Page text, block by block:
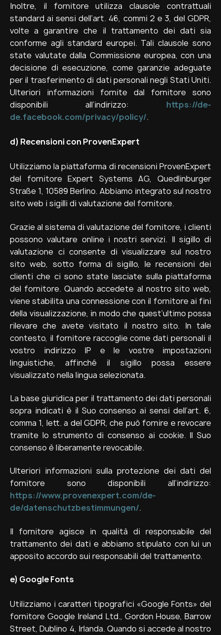
Inoltre, il fornitore utilizza clausole contrattuali
standard ai sensi dell’art. 46, commi 2 e 3, del GDPR,
volte a garantire che il trattamento dei dati sia
conforme agli standard europei. Tali clausole sono
state valutate dalla Commissione europea, con una
decisione di esecuzione, come garanzie adeguate
per il trasferimento di dati personali negli Stati Uniti.
Ulteriori informazioni fornite dal fornitore sono
disponibili all’indirizzo: https://de-
de.facebook.com/privacy/policy/.
d) Recensioni con ProvenExpert
Utilizziamo la piattaforma di recensioni ProvenExpert
del fornitore Expert Systems AG, Quedlinburger
Straße 1, 10589 Berlino. Abbiamo integrato sul nostro
sito web i sigilli di valutazione del fornitore.
Grazie al sistema di valutazione del fornitore, i clienti
possono valutare online i nostri servizi. Il sigillo di
valutazione ci consente di visualizzare sul nostro
sito web, sotto forma di sigillo, le recensioni dei
clienti che ci sono state lasciate sulla piattaforma
del fornitore. Quando accedete al nostro sito web,
viene stabilita una connessione con il fornitore ai fini
della visualizzazione, in modo che quest’ultimo possa
rilevare che avete visitato il nostro sito. In tale
contesto, il fornitore raccoglie come dati personali il
vostro indirizzo IP e le vostre impostazioni
linguistiche, affinché il sigillo possa essere
visualizzato nella lingua selezionata.
La base giuridica per il trattamento dei dati personali
sopra indicati è il Suo consenso ai sensi dell’art. 6,
comma 1, lett. a del GDPR, che può fornire e revocare
tramite lo strumento di consenso ai cookie. Il Suo
consenso è liberamente revocabile.
Ulteriori informazioni sulla protezione dei dati del
fornitore sono disponibili all’indirizzo:
https://www.provenexpert.com/de-
de/datenschutzbestimmungen/.
Il fornitore agisce in qualità di responsabile del
trattamento dei dati e abbiamo stipulato con lui un
apposito accordo sui responsabili del trattamento.
e) Google Fonts
Utilizziamo i caratteri tipografici «Google Fonts» del
fornitore Google Ireland Ltd., Gordon House, Barrow
Street, Dublino 4, Irlanda. Quando si accede al nostro